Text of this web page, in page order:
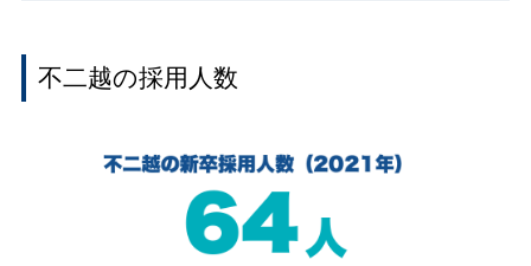
不二越の採用人数